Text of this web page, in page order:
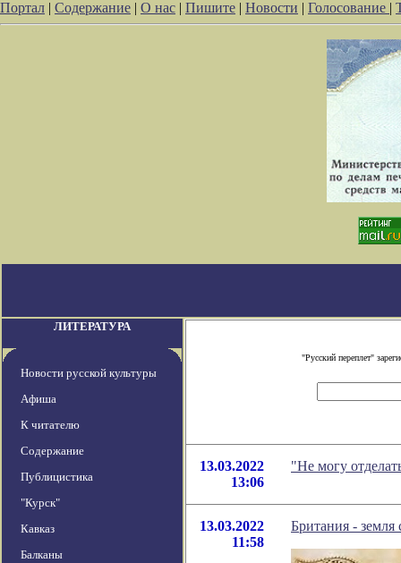
Портал | Содержание | О нас | Пишите | Новости | Голосование |
ЛИТЕРАТУРА
Новости русской культуры
Афиша
К читателю
Содержание
Публицистика
"Курск"
Кавказ
Балканы
"Русский переплет"
13.03.2022
13:06
"Не могу
13.03.2022
11:58
Британия - земля